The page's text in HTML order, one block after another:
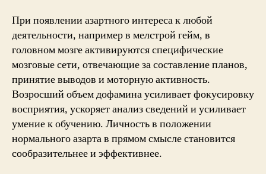
При появлении азартного интереса к любой
деятельности, например в мелстрой гейм, в
головном мозге активируются специфические
мозговые сети, отвечающие за составление планов,
принятие выводов и моторную активность.
Возросший объем дофамина усиливает фокусировку
восприятия, ускоряет анализ сведений и усиливает
умение к обучению. Личность в положении
нормального азарта в прямом смысле становится
сообразительнее и эффективнее.